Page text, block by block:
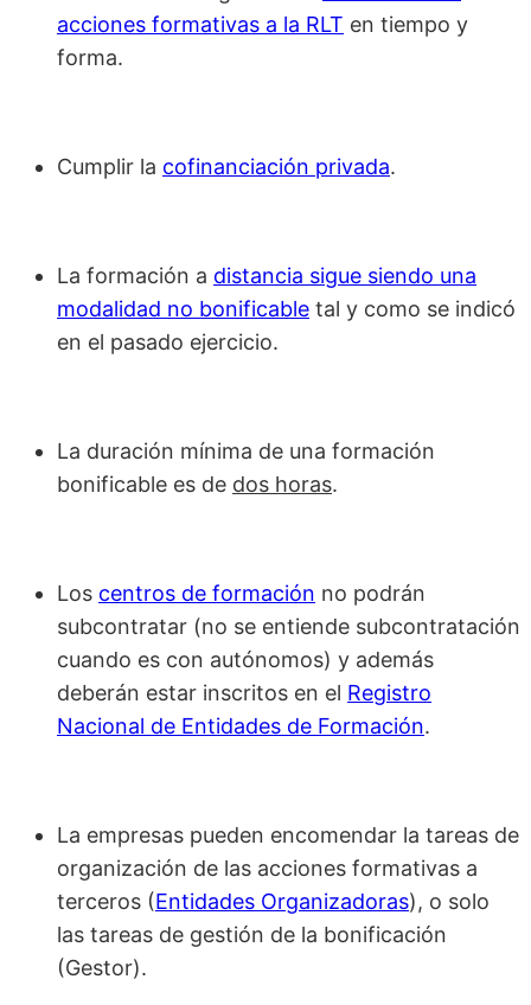
acciones formativas a la RLT en tiempo y
forma.
Cumplir la cofinanciación privada.
La formación a distancia sigue siendo una
modalidad no bonificable tal y como se indicó
en el pasado ejercicio.
La duración mínima de una formación
bonificable es de dos horas.
Los centros de formación no podrán
subcontratar (no se entiende subcontratación
cuando es con autónomos) y además
deberán estar inscritos en el Registro
Nacional de Entidades de Formación.
La empresas pueden encomendar la tareas de
organización de las acciones formativas a
terceros (Entidades Organizadoras), o solo
las tareas de gestión de la bonificación
(Gestor).